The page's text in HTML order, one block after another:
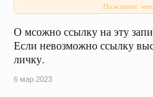
nanism (MUL), синдром Коэна
- и многое другое!
Установлено, что за возникновение
ген. Исследования эпилепсии
породы Лаготто-романьоло (Lagotto
дичи охотнику. Так же были
Нажмите,
О мсожно ссылку на эту
Если невозможно ссылку
личку.
6 мар 2023